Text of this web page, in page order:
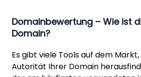
Domainbewertung – Wie ist
Domain?
Es gibt viele Tools auf dem
Autorität Ihrer Domain